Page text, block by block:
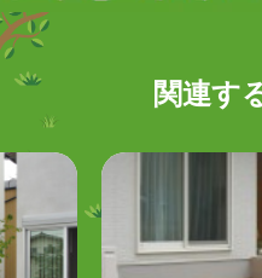
関連す